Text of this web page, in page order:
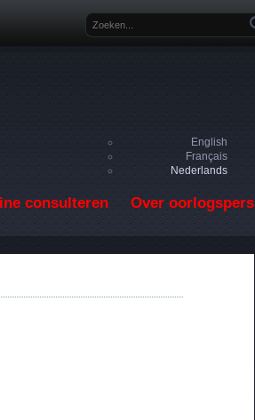
Zoekveld
English
Français
Nederlands
consulteren Over oorlogspers